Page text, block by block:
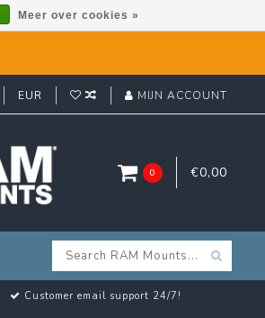
EUR MIJN ACCOUNT
0 €0,00
Customer email support 24/7!
Meer over cookies »